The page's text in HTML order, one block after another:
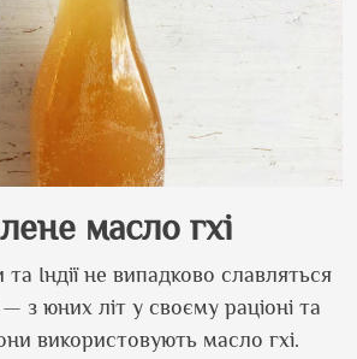
масло гхі
Індії не випадково славляться
з юних літ у своєму раціоні та
використовують масло гхі.